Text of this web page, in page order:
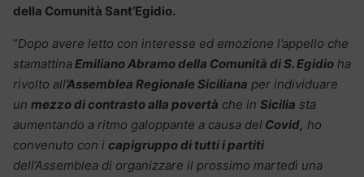
della Comunità Sant’Egidio.
“Dopo avere letto con interesse ed emozione l’appello che
stamattinaEmiliano Abramo della Comunità di S. Egidio ha
rivolto all’Assemblea Regionale Siciliana per individuare
un mezzo di contrasto alla povertà che in Sicilia sta
aumentando a ritmo galoppante a causa del Covid, ho
convenuto con i capigruppo di tutti i partiti
dell’Assemblea di organizzare il prossimo martedì una